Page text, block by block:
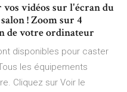
vos vidéos sur l'écran du
! Zoom sur 4
de votre ordinateur
disponibles pour caster
les équipements
Cliquez sur Voir le